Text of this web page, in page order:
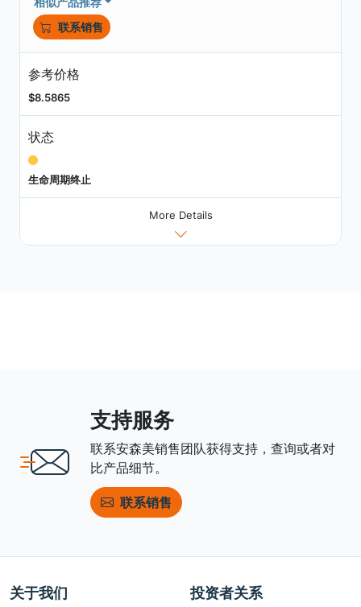
联系销售
参考价格
$8.5865
状态
生命周期终止
More Details
支持服务
联系安森美销售团队获得支持，查询或者对
比产品细节。
联系销售
关于我们 投资者关系